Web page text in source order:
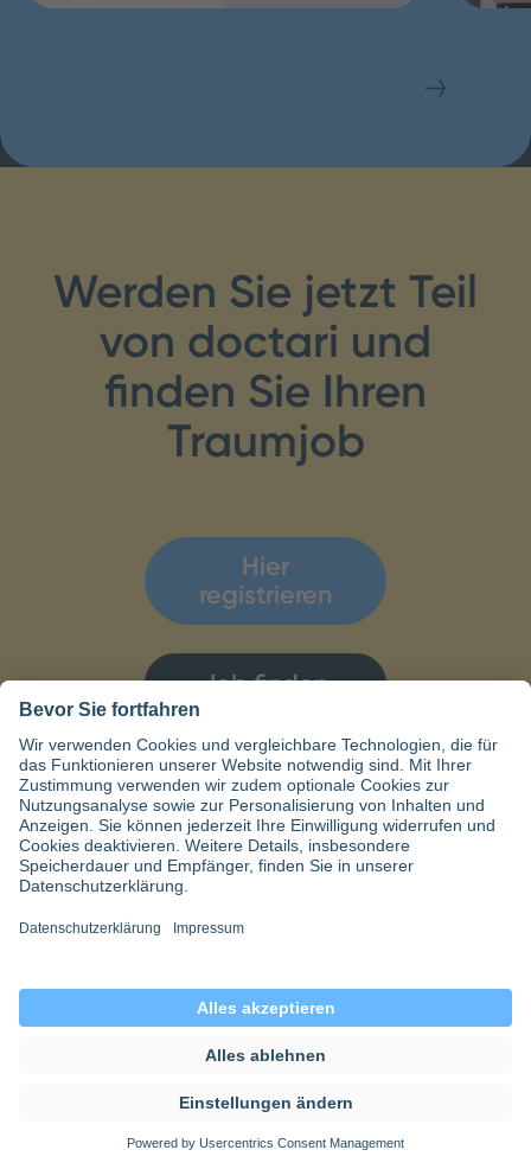
Werden Sie jetzt Teil
von doctari und
finden Sie Ihren
Traumjob
Hier
registrieren
Job finden
doctari